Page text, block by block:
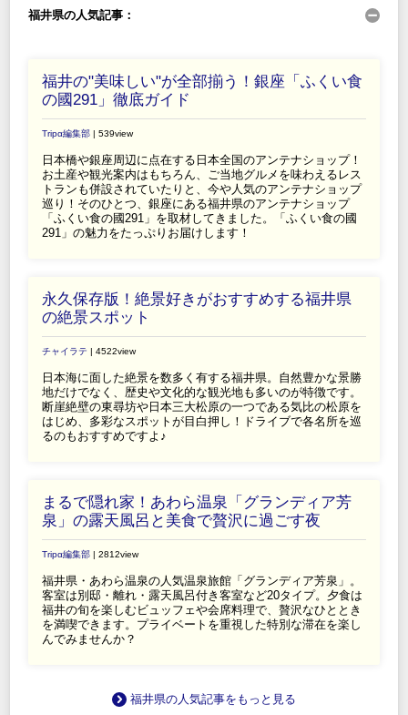
福井県の人気記事：
福井の"美味しい"が全部揃う！銀座「ふくい食
の國291」徹底ガイド
Tripα編集部 | 539view
日本橋や銀座周辺に点在する日本全国のアンテナショップ！
お土産や観光案内はもちろん、ご当地グルメを味わえるレス
トランも併設されていたりと、今や人気のアンテナショップ
巡り！そのひとつ、銀座にある福井県のアンテナショップ
「ふくい食の國291」を取材してきました。「ふくい食の國
291」の魅力をたっぷりお届けします！
永久保存版！絶景好きがおすすめする福井県
の絶景スポット
チャイラテ | 4522view
日本海に面した絶景を数多く有する福井県。自然豊かな景勝
地だけでなく、歴史や文化的な観光地も多いのが特徴です。
断崖絶壁の東尋坊や日本三大松原の一つである気比の松原を
はじめ、多彩なスポットが目白押し！ドライブで各名所を巡
るのもおすすめですよ♪
まるで隠れ家！あわら温泉「グランディア芳
泉」の露天風呂と美食で贅沢に過ごす夜
Tripα編集部 | 2812view
福井県・あわら温泉の人気温泉旅館「グランディア芳泉」。
客室は別邸・離れ・露天風呂付き客室など20タイプ。夕食は
福井の旬を楽しむビュッフェや会席料理で、贅沢なひととき
を満喫できます。プライベートを重視した特別な滞在を楽し
んでみませんか？
福井県の人気記事をもっと見る